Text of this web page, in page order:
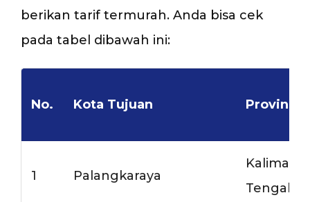
berikan tarif termurah. Anda bisa cek
pada tabel dibawah ini:
No. Kota Tujuan Provinsi
1 Palangkaraya
Tengah